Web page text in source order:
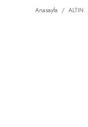
Anasayfa ALTIN